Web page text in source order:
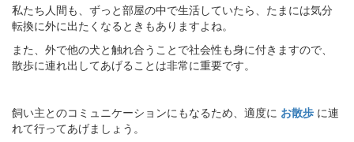
私たち人間も、ずっと部屋の中で生活していたら、たまには気分
転換に外に出たくなるときもありますよね。
また、外で他の犬と触れ合うことで社会性も身に付きますので、
散歩に連れ出してあげることは非常に重要です。
飼い主とのコミュニケーションにもなるため、適度に お散歩 に連
れて行ってあげましょう。